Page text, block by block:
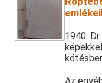
1940.
Az